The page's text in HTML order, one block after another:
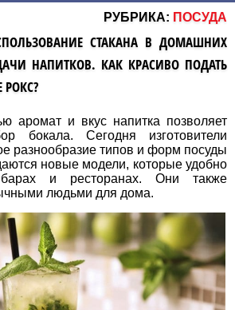
РУБРИКА: ПОСУДА
СТАКАНА В ДОМАШНИХ
НАПИТКОВ. КАК КРАСИВО ПОДАТЬ
РОКС?
аромат и вкус напитка позволяет
бокала. Сегодня изготовители
разнообразие типов и форм посуды
новые модели, которые удобно
и ресторанах. Они также
людьми для дома.